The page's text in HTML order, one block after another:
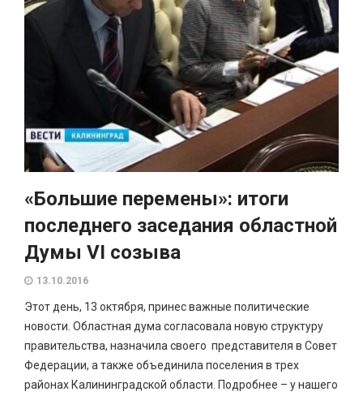
«Большие перемены»: итоги
последнего заседания областной
Думы VI созыва
13.10.2016
Этот день, 13 октября, принес важные политические
новости. Областная дума согласовала новую структуру
правительства, назначила своего представителя в Совет
Федерации, а также объединила поселения в трех
районах Калининградской области. Подробнее – у нашего